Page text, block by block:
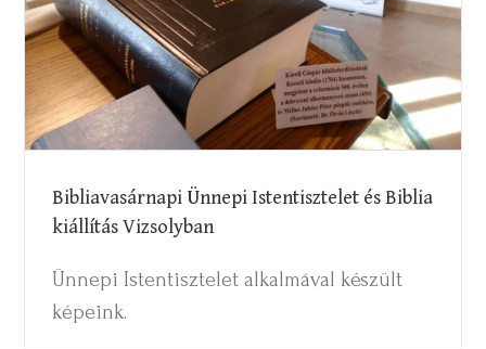
Bibliavasárnapi Ünnepi Istentisztelet és
Biblia kiállítás Vizsolyban
Bibliavasárnapi Ünnepi Istentisztelet és Biblia
kiállítás Vizsolyban
Ünnepi Istentisztelet alkalmával készült
képeink.